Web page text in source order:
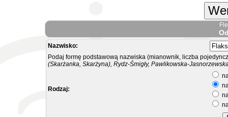
Nazwisko:
Podaj formę podstawową nazwiska (mianownik, liczba
(Skarżanka, Skarżyna), Rydz-Śmigły, Pawlikowska-
Rodzaj: